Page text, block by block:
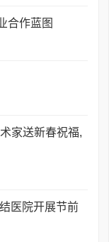
合作蓝图
家送新春祝福,
医院开展节前